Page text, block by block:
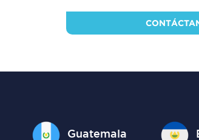
Guatemala